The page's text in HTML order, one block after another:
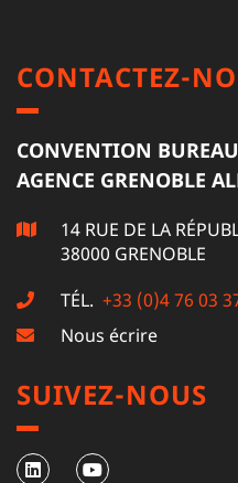
CONTACTEZ-
CONVENTION BUREAU
AGENCE GRENOBLE
14 RUE DE LA
38000 GRENOBLE
TÉL. +33 (0)4 76 03
Nous écrire
SUIVEZ-NOUS